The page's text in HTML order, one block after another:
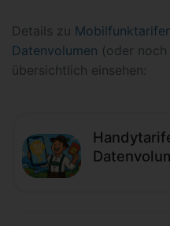
Details zu
Datenvolumen (oder
übersichtlich einsehen: